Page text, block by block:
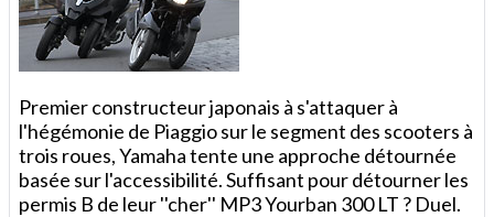
Premier constructeur japonais à s'attaquer à
l'hégémonie de Piaggio sur le segment des scooters à
trois roues, Yamaha tente une approche détournée
basée sur l'accessibilité. Suffisant pour détourner les
permis B de leur ''cher'' MP3 Yourban 300 LT ? Duel.